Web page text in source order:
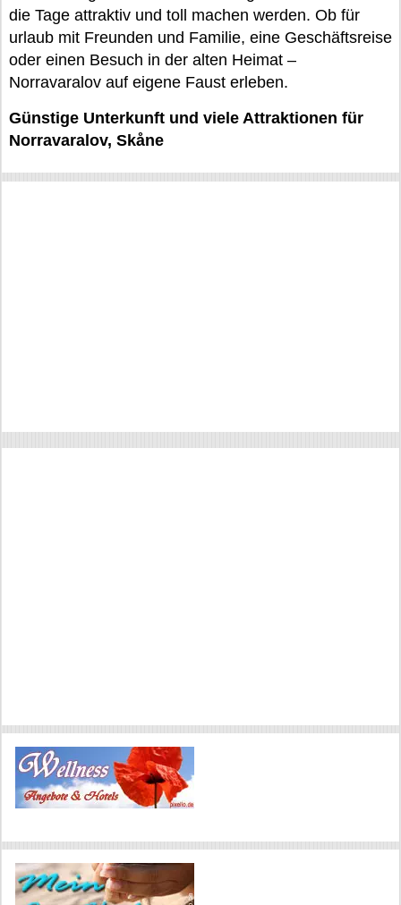
die Tage attraktiv und toll machen werden. Ob für
urlaub mit Freunden und Familie, eine Geschäftsreise
oder einen Besuch in der alten Heimat –
Norravaralov auf eigene Faust erleben.
Günstige Unterkunft und viele Attraktionen für
Norravaralov, Skåne